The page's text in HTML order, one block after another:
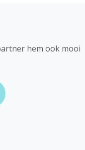
hem ook mooi